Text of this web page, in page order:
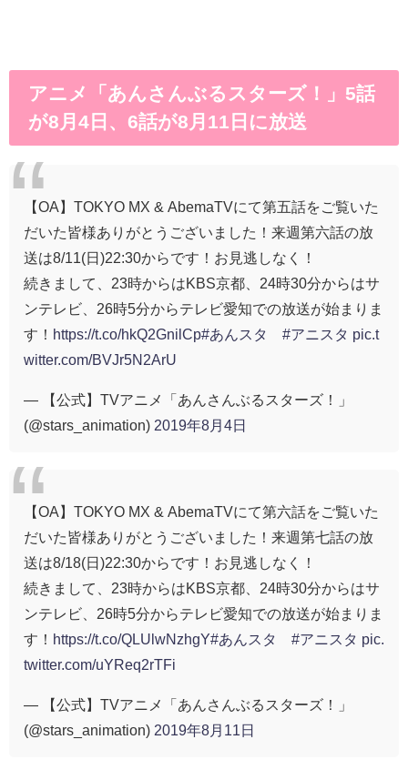
アニメ「あんさんぶるスターズ！」5話
が8月4日、6話が8月11日に放送
【OA】TOKYO MX & AbemaTVにて第五話をご覧いた
だいた皆様ありがとうございました！来週第六話の放
送は8/11(日)22:30からです！お見逃しなく！
続きまして、23時からはKBS京都、24時30分からはサ
ンテレビ、26時5分からテレビ愛知での放送が始まりま
す！ https://t.co/hkQ2GnilCp#あんスタ #アニスタ pic.t
witter.com/BVJr5N2ArU
— 【公式】TVアニメ「あんさんぶるスターズ！」
(@stars_animation) 2019年8月4日
【OA】TOKYO MX & AbemaTVにて第六話をご覧いた
だいた皆様ありがとうございました！来週第七話の放
送は8/18(日)22:30からです！お見逃しなく！
続きまして、23時からはKBS京都、24時30分からはサ
ンテレビ、26時5分からテレビ愛知での放送が始まりま
す！ https://t.co/QLUlwNzhgY#あんスタ #アニスタ pic.
twitter.com/uYReq2rTFi
— 【公式】TVアニメ「あんさんぶるスターズ！」
(@stars_animation) 2019年8月11日